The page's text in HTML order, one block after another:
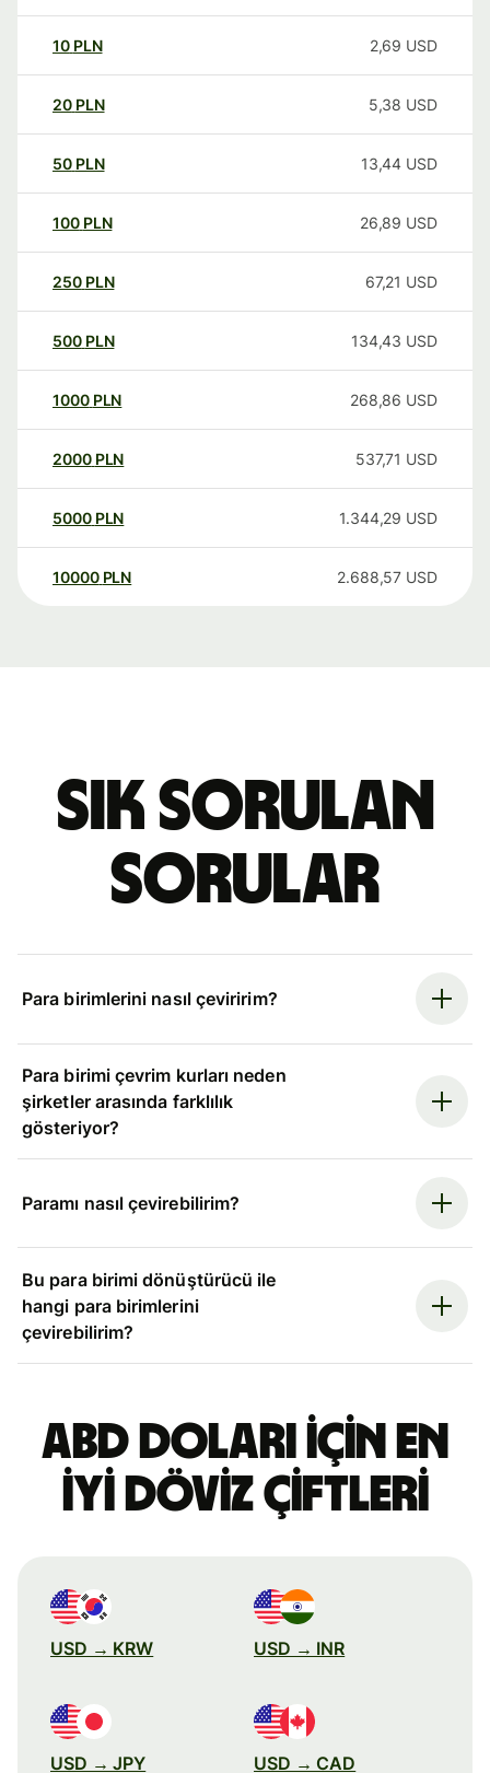
10 PLN 2,69 USD
20 PLN 5,38 USD
50 PLN 13,44 USD
100 PLN 26,89 USD
250 PLN 67,21 USD
500 PLN 134,43 USD
1000 PLN 268,86 USD
2000 PLN 537,71 USD
5000 PLN 1.344,29 USD
10000 PLN 2.688,57 USD
Sık sorulan
sorular
Para birimlerini nasıl çeviririm?
Para birimi çevrim kurları neden
şirketler arasında farklılık
gösteriyor?
Paramı nasıl çevirebilirim?
Bu para birimi dönüştürücü ile
hangi para birimlerini
çevirebilirim?
ABD doları için en
iyi döviz çiftleri
USD → KRW USD → INR
USD → JPY USD → CAD